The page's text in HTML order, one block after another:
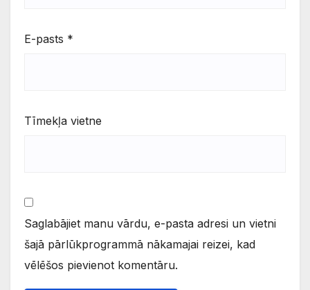
E-pasts *
Tīmekļa vietne
Saglabājiet manu vārdu, e-pasta adresi un vietni
šajā pārlūkprogrammā nākamajai reizei, kad
vēlēšos pievienot komentāru.